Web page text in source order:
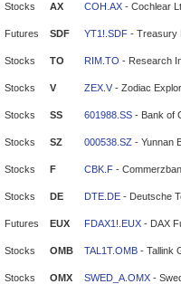
Stocks AX COH.AX - Cochlear
Futures SDF YT1!.SDF - Treasury
Stocks TO RIM.TO - Research
Stocks V ZEX.V - Zodiac
Stocks SS 601988.SS - Bank of
Stocks SZ 000538.SZ - Yunnan
Stocks F CBK.F -
Stocks DE DTE.DE - Deutsche
Futures EUX FDAX1!.EUX - DAX
Stocks OMB TAL1T.OMB - Tallink
Stocks OMX SWED_A.OMX -